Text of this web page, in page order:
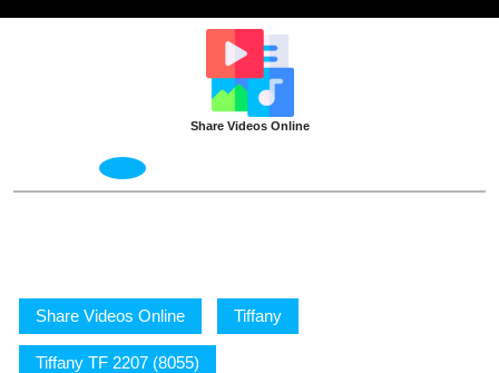
Share Videos Online
Open
Share Videos Online Tiffany
Tiffany TF 2207 (8055)